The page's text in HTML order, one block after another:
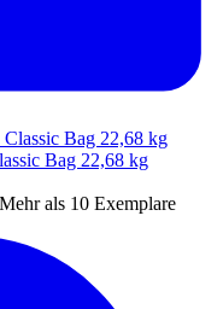
Bag 22,68 kg
Mehr als 10 Exemplare